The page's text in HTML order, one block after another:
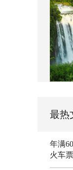
最热
年满
火车